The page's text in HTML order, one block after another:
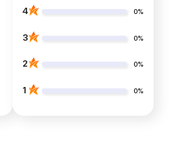
4 0%
3 0%
2 0%
1 0%